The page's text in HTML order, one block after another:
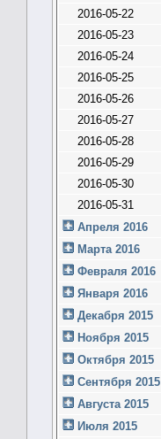
2016-05-22
2016-05-23
2016-05-24
2016-05-25
2016-05-26
2016-05-27
2016-05-28
2016-05-29
2016-05-30
2016-05-31
Апреля 2016
Марта 2016
Февраля 2016
Января 2016
Декабря 2015
Ноября 2015
Октября 2015
Сентября 2015
Августа 2015
Июля 2015